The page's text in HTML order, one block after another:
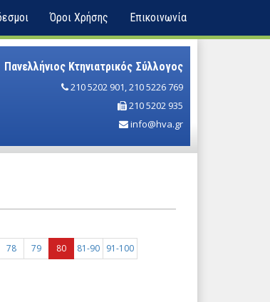
Όροι Χρήσης Επικοινωνία
Πανελλήνιος Κτηνιατρικός Σύλλογος
210 5202 901,210 5226 769
210 5202 935
info@hva.gr
78 79 80 81-90
91-100